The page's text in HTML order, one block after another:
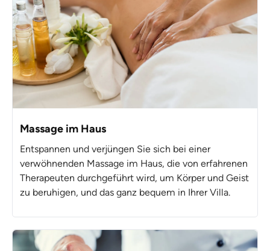
Massage im Haus
Entspannen und verjüngen Sie sich bei einer
verwöhnenden Massage im Haus, die von erfahrenen
Therapeuten durchgeführt wird, um Körper und Geist
zu beruhigen, und das ganz bequem in Ihrer Villa.